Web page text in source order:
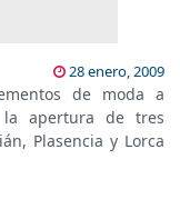
28 enero, 2009
de moda a
la apertura de tres
Plasencia y Lorca